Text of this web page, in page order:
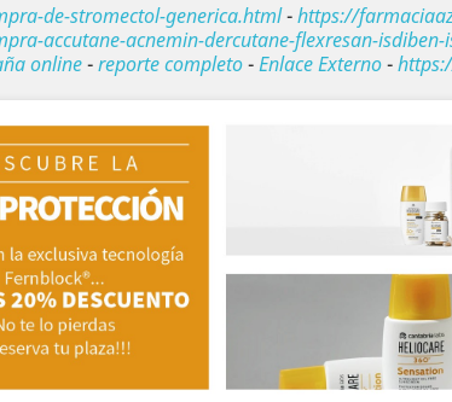
de-stromectol-generica.html-https://
accutane-acnemin-dercutane-flexresan-
online-reporte completo-Enlace Externo-